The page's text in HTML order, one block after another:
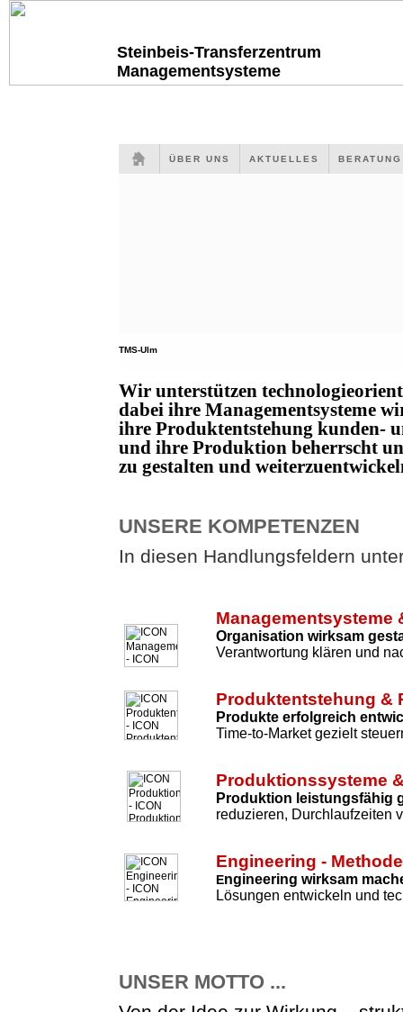
Steinbeis-Transferzentrum
Managementsysteme
ÜBER UNS AKTUELLES
TMS-Ulm
Wir unterstützen
dabei ihre Managementsysteme
ihre Produktentstehung kunden-
und ihre Produktion beherrscht
zu gestalten und
UNSERE KOMPETENZEN
In diesen Handlungsfeldern
Managementsysteme
Organisation wirksam
Verantwortung klären und
Produktentstehung &
Produkte erfolgreich
Time-to-Market gezielt
Produktionssysteme
Produktion leistungsfähig
reduzieren, Durchlaufzeiten
Engineering -
Engineering wirksam
Lösungen entwickeln und
UNSER MOTTO ...